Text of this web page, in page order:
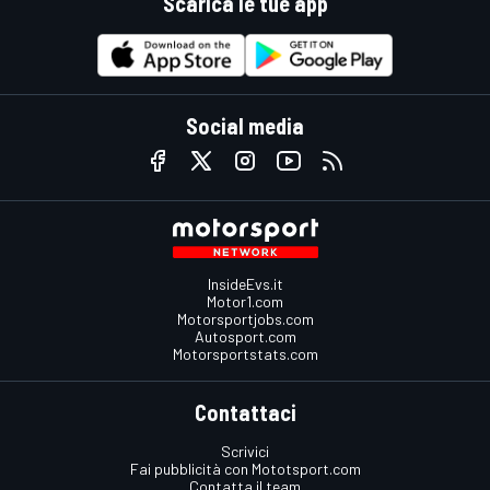
Social media
InsideEvs.it
Motor1.com
Motorsportjobs.com
Autosport.com
Motorsportstats.com
Contattaci
Scrivici
Fai pubblicità con Mototsport.com